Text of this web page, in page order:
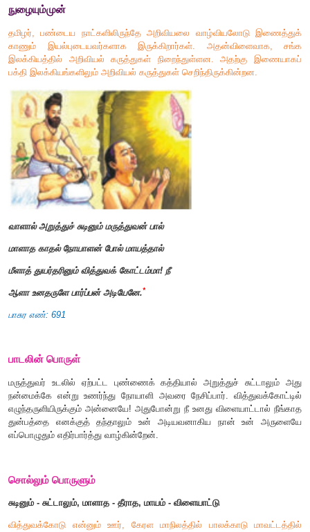
நுழையும்முன்
தமிழர்,பண்டைய நாட்களிலிருந்தே அறிவியலை
காணும் இயல்புடையவர்களாக இருக்கிறார்கள்.
இலக்கியத்தில் அறிவியல் கருத்துகள் நிறைந்துள்ளன.
வாளால் அறுத்துச் சுடினும் மருத்துவன் பால்
மாளாத காதல் நோயாளன் போல் மாயத்தால்
பாசுர எண்:691